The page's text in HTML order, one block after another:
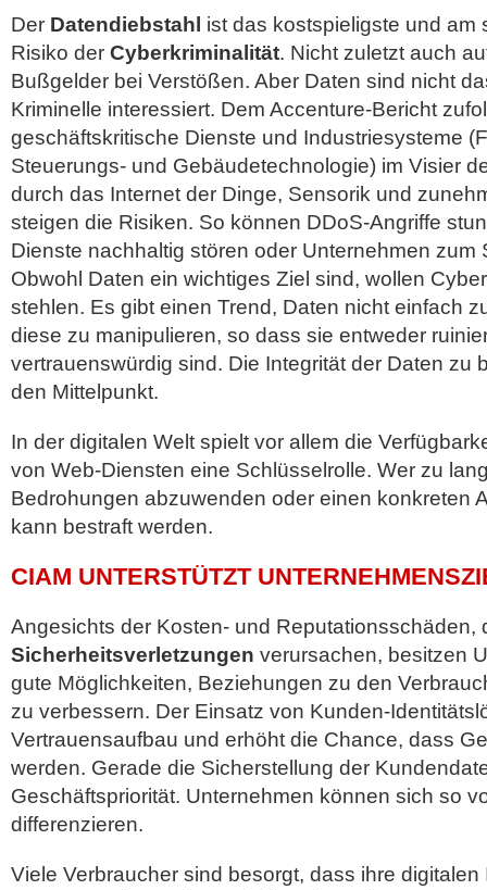
Der Datendiebstahl ist das kostspieligste und am
Risiko der Cyberkriminalität. Nicht zuletzt auch
Bußgelder bei Verstößen. Aber Daten sind nicht
Kriminelle interessiert. Dem Accenture-Bericht
geschäftskritische Dienste und Industriesysteme
Steuerungs- und Gebäudetechnologie) im Visier
durch das Internet der Dinge, Sensorik und
steigen die Risiken. So können DDoS-Angriffe
Dienste nachhaltig stören oder Unternehmen zum
Obwohl Daten ein wichtiges Ziel sind, wollen
stehlen. Es gibt einen Trend, Daten nicht einfach
diese zu manipulieren, so dass sie entweder
vertrauenswürdig sind. Die Integrität der Daten zu
den Mittelpunkt.
In der digitalen Welt spielt vor allem die
von Web-Diensten eine Schlüsselrolle. Wer zu
Bedrohungen abzuwenden oder einen konkreten
kann bestraft werden.
CIAM UNTERSTÜTZT
Angesichts der Kosten- und Reputationsschäden,
Sicherheitsverletzungen verursachen, besitzen
gute Möglichkeiten, Beziehungen zu den
zu verbessern. Der Einsatz von Kunden-
Vertrauensaufbau und erhöht die Chance, dass
werden. Gerade die Sicherstellung der
Geschäftspriorität. Unternehmen können sich so
differenzieren.
Viele Verbraucher sind besorgt, dass ihre digitalen